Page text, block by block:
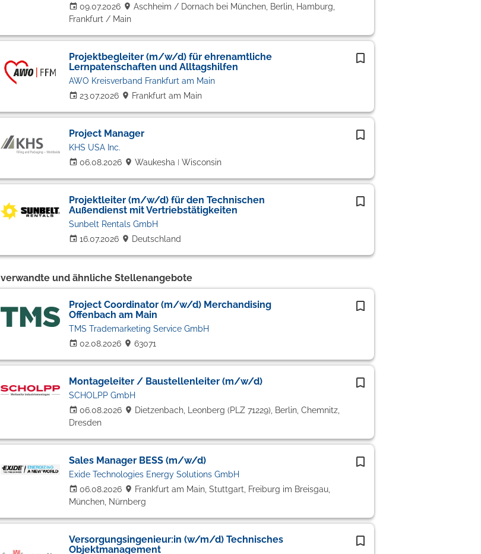
09.07.2026
Aschheim / Dornach bei München, Berlin, Hamburg,
Frankfurt / Main
Projektbegleiter (m/w/d) für ehrenamtliche
Lernpatenschaften und Alltagshilfen
23.07.2026
AWO Kreisverband Frankfurt am Main
Frankfurt am Main
Project Manager
06.08.2026
KHS USA Inc.
Waukesha ǀ Wisconsin
Projektleiter (m/w/d) für den Technischen
Außendienst mit Vertriebstätigkeiten
16.07.2026
Sunbelt Rentals GmbH
Deutschland
verwandte und ähnliche Stellenangebote
Project Coordinator (m/w/d) Merchandising
Offenbach am Main
02.08.2026
TMS Trademarketing Service GmbH
63071
Montageleiter / Baustellenleiter (m/w/d)
06.08.2026
SCHOLPP GmbH
Dietzenbach, Leonberg (PLZ 71229), Berlin, Chemnitz,
Dresden
Sales Manager BESS (m/w/d)
06.08.2026
Exide Technologies Energy Solutions GmbH
Frankfurt am Main, Stuttgart, Freiburg im Breisgau,
München, Nürnberg
Versorgungsingenieur:in (w/m/d) Technisches
Objektmanagement